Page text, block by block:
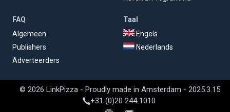
FAQ
Algemeen
Publishers
Adverteerders
Taal
Engels
Nederlands
© 2026 LinkPizza - Proudly made in Amsterdam - 2025.3.15
+31 (0)20 244 1010